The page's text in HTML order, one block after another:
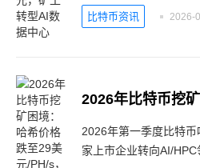
比特币资讯 2026-
2026年比特币挖
2026年第一季度比特
家上市企业转向AI/HPC